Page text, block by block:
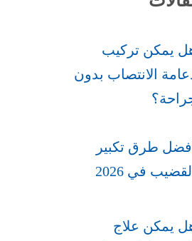
يمكن تركيب
الانتصاب بدون
أفضل طرق تكبير
القضيب في 2026
يمكن علاج